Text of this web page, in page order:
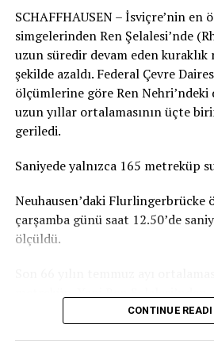
durumun genel olarak dramatik
Basel-Landschaft yetkilileri de
insanların yemek yemek veya vakit
kullandığı parkların, ormanlık
parklarına göre daha fazla
Sigarasız çocuk parkları
İsviçre’deki Stop2Drop girişiminin
anda 24 belediye sigarasız ve
uygulamasını kullanıyor.
Aarau’da da seçilen 10 çocuk
belediyeye göre deneme
değişiklik gözlenmedi.
etkisinin ise henüz
SCHAFFHAUSEN – İsviçre’nin en
simgelerinden Ren Şelalesi’nde
uzun süredir devam eden
şekilde azaldı. Federal Çevre
ölçümlerine göre Ren Nehri’ndeki
uzun yıllar ortalamasının üçte
geriledi.
Saniyede yalnızca 165 metreküp
Neuhausen’daki Flurlingerbrücke
çarşamba günü saat 12.50’de
ölçüldü.
anda normal bir temmuz ayındaki
yüzde 31’i kadar.
CONTINUE